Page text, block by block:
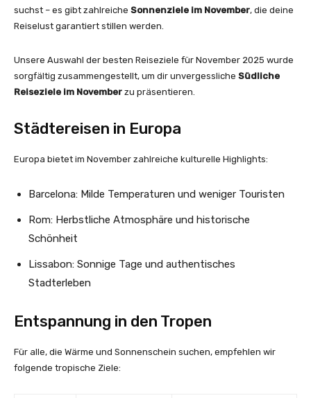
suchst – es gibt zahlreiche Sonnenziele im November, die deine
Reiselust garantiert stillen werden.
Unsere Auswahl der besten Reiseziele für November 2025 wurde
sorgfältig zusammengestellt, um dir unvergessliche Südliche
Reiseziele im November zu präsentieren.
Städtereisen in Europa
Europa bietet im November zahlreiche kulturelle Highlights:
Barcelona: Milde Temperaturen und weniger Touristen
Rom: Herbstliche Atmosphäre und historische
Schönheit
Lissabon: Sonnige Tage und authentisches
Stadterleben
Entspannung in den Tropen
Für alle, die Wärme und Sonnenschein suchen, empfehlen wir
folgende tropische Ziele: